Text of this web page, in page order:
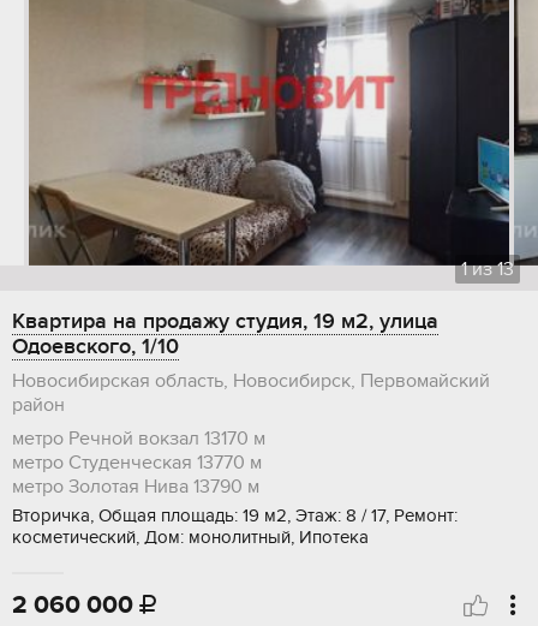
1из13
Квартира на продажу студия, 19 м2, улица
Одоевского, 1/10
Новосибирская область, Новосибирск, Первомайский
район
метро Речной вокзал 13170 м
метро Студенческая 13770 м
метро Золотая Нива 13790 м
Вторичка, Общая площадь: 19 м2, Этаж: 8 / 17, Ремонт:
косметический, Дом: монолитный, Ипотека
2 060 000 